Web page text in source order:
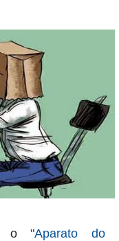
o"Aparato do